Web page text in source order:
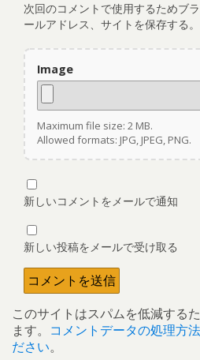
次回のコメントで使用するためブ
ールアドレス、サイトを保存する。
Image
Maximum file size: 2 MB.
Allowed formats: JPG, JPEG, PNG.
新しいコメントをメールで通知
新しい投稿をメールで受け取る
このサイトはスパムを低減する
ます。
コメントデータの処理方
ださい。